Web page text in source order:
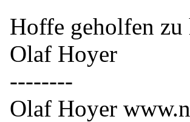
Hoffe geholfen zu
Olaf Hoyer
--------
Olaf Hoyer